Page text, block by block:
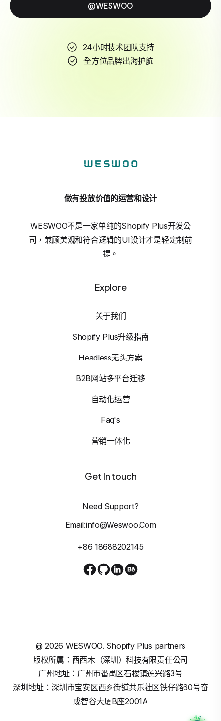
@WESWOO
24小时技术团队支持
全方位品牌出海护航
做有投放价值的运营和设计
WESWOO不是一家单纯的Shopify Plus开发公
司，兼顾美观和符合逻辑的UI设计才是轻定制前
提。
Explore
关于我们
Shopify Plus升级指南
Headless无头方案
B2B网站多平台迁移
自动化运营
Faq's
营销一体化
Get In touch
Need Support?
Email:info@weswoo.com
+86 18688202145
@2026 WESWOO. Shopify Plus partners
版权所属：西西木（深圳）科技有限责任公司
广州地址：广州市番禺区石楼镇莲兴路3号
深圳地址：深圳市宝安区西乡街道共乐社区铁仔路60号奋
成智谷大厦B座2001A